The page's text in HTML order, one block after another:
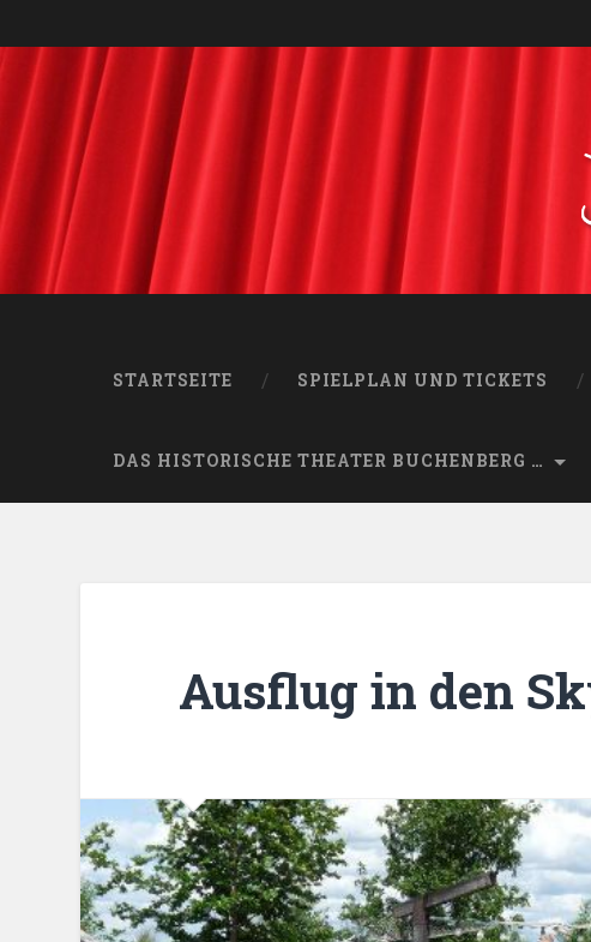
STARTSEITE SPIELPLAN UND TICKETS
DAS HISTORISCHE THEATER BUCHENBERG …
Ausflug in den